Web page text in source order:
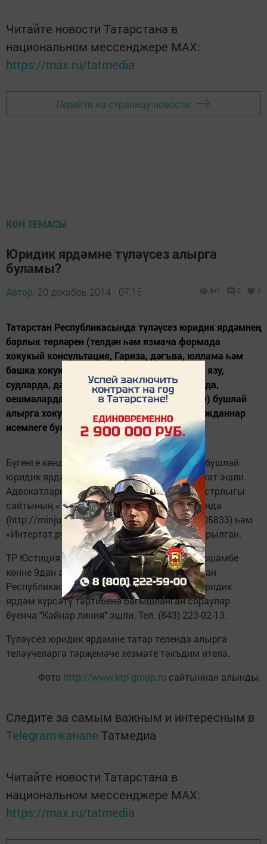
Читайте новости Татарстана в
национальном мессенджере MАХ:
https://max.ru/tatmedia
Перейти на страницу новости
КӨН ТЕМАСЫ
Юридик ярдәмне түләүсез алырга
буламы?
Автор, 20 декабрь 2014 - 07:15 841 0 0
Татарстан Республикасында түләүсез юридик ярдәмнең
барлык төрләрен (телдән һәм язмача формада
хокукый консультация, Гариза, дәгъва, юллама һәм
башка хокукый характердагы документлар язу,
судларда, дәүләт һәм муниципаль органнарда,
оешмаларда гражданнар мәнфәгатен яклау) бушлай
алырга хокукы булган 11 төр категория гражданнар
исемлеге булдырылды.
Бүгенге көндә Татарстан Республикасында бушлай
юридик ярдәм күрсәтү өлкәсендә 155 адвокат эшли.
Адвокатларның исемлеге ТР Юстиция министрлыгы
сайтының «Түләүсез юридик ярдәм» бүлегендә
(http://minjust.tatarstan.ru/rus/info.php?id=605833) һәм
«Интертат.ру» газетасы сайтында урнаштырылган.
ТР Юстиция министрлыгында атна саен чәршәмбе
көнне 9дан алып 11 сәгатькә кадәр Татарстан
Республикасы территориясендә түләүсез юридик
ярдәм күрсәтү тәртибенә багышланган сораулар
буенча "Кайнар линия" эшли. Тел. (843) 223-02-13.
Түләүсез юридик ярдәмне татар телендә алырга
теләүчеләргә тәрҗемәче хезмәте тәкъдим ителә.
Фото http://www.ktp-group.ru сайтыннан алынды.
Следите за самым важным и интересным в
Telegram-канале Татмедиа
Читайте новости Татарстана в
национальном мессенджере MАХ:
https://max.ru/tatmedia